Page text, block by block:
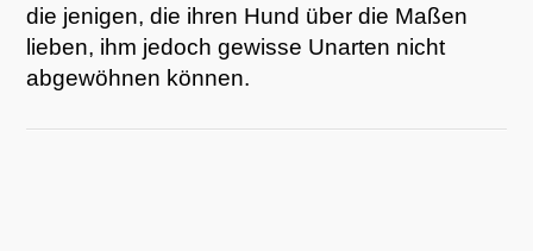
die jenigen, die ihren Hund über die Maßen
lieben, ihm jedoch gewisse Unarten nicht
abgewöhnen können.